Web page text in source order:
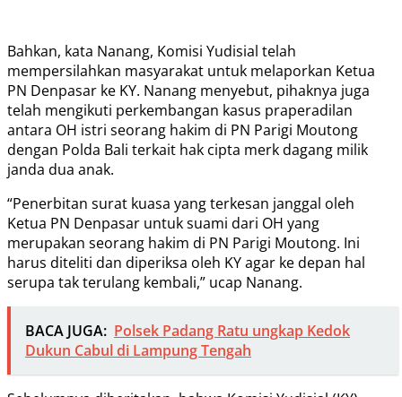
Bahkan, kata Nanang, Komisi Yudisial telah
mempersilahkan masyarakat untuk melaporkan Ketua
PN Denpasar ke KY. Nanang menyebut, pihaknya juga
telah mengikuti perkembangan kasus praperadilan
antara OH istri seorang hakim di PN Parigi Moutong
dengan Polda Bali terkait hak cipta merk dagang milik
janda dua anak.
“Penerbitan surat kuasa yang terkesan janggal oleh
Ketua PN Denpasar untuk suami dari OH yang
merupakan seorang hakim di PN Parigi Moutong. Ini
harus diteliti dan diperiksa oleh KY agar ke depan hal
serupa tak terulang kembali,” ucap Nanang.
BACA JUGA: Polsek Padang Ratu ungkap Kedok
Dukun Cabul di Lampung Tengah